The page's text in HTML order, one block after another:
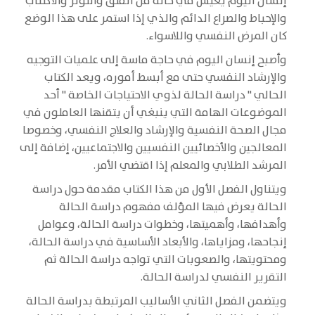
والإحباط والصراع الدائم والذي إذا استمر على هذا الوضع
كان المرض النفسي واللاسواء.
وأصبح إنسان اليوم في حاجة ماسة إلى علميات التوجيه
والإرشاد النفسي حتى مع أبسط أموره، ويعد الكتاب
الحالي " دراسة الحالة لذوي الاحتياجات الخاصة " أحد
الموضوعات الهامة التي ينبغي أن يتقنها العاملون في
مجال الصحة النفسية والإرشاد والعلاج النفسي، وخصوصا
المعالجين والأخصائيين النفسيين والاجتماعيين، إضافة إلى
المرشد الطلابي والمعلم إذا اقتضي الأمر.
ويتناول الفصل الأول من هذا الكتاب مقدمة حول دراسة
الحالة يعرض فيها المؤلف مفهوم دراسة الحالة
وأهدافها، وأهميتها، وخطوات دراسة الحالة، وعوامل
إنجاحها، ومزاياها، والأبعاد الأساسية في دراسة الحالة،
ومحتويتها، والصعوبات التي تواجه دراسة الحالة ثم
التقرير النفسي لدراسة الحالة.
ويتضمن الفصل الثاني الأساليب المرتبطة بدراسة الحالة